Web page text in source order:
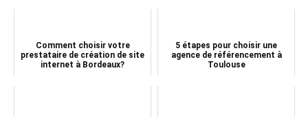
Comment choisir votre
prestataire de création de site
internet à Bordeaux?
5 étapes pour choisir une
agence de référencement à
Toulouse